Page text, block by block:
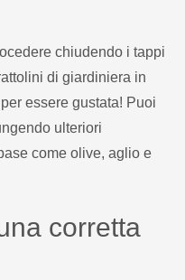
chiudendo i tappi
di giardiniera in
essere gustata! Puoi
ulteriori
come olive, aglio e
corretta